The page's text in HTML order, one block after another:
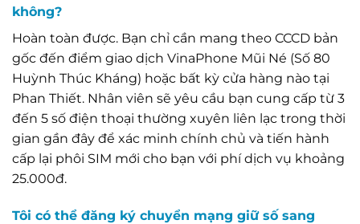
không?
Hoàn toàn được. Bạn chỉ cần mang theo CCCD bản
gốc đến điểm giao dịch VinaPhone Mũi Né (Số 80
Huỳnh Thúc Kháng) hoặc bất kỳ cửa hàng nào tại
Phan Thiết. Nhân viên sẽ yêu cầu bạn cung cấp từ 3
đến 5 số điện thoại thường xuyên liên lạc trong thời
gian gần đây để xác minh chính chủ và tiến hành
cấp lại phôi SIM mới cho bạn với phí dịch vụ khoảng
25.000đ.
Tôi có thể đăng ký chuyển mạng giữ số sang